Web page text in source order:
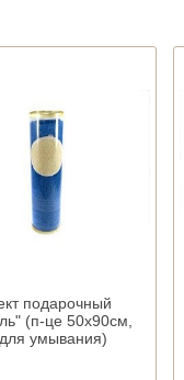
подарочный
(п-це 50х90см,
умывания)